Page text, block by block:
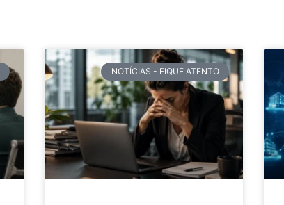
NOTÍCIAS - FIQUE ATENTO